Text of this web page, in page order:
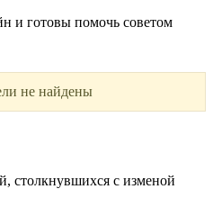
и готовы помочь советом
не найдены
столкнувшихся с изменой